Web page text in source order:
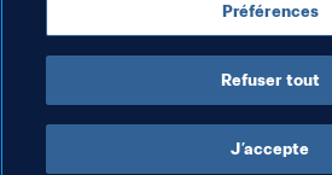
CONDITIONS D'UTILISATION
PORTAIL DE LA FIFA SUR LA PROTECTION
TÉLÉCHARGEMENTS
PARAMÈTRAGE DES COOKIES
Droits d'auteur © 1994 - 2025 FIFA. Tous les droits sont
Préférences
Refuser tout
J’accepte